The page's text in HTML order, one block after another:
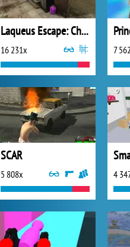
Laqueus Escape: Chapter 2
16 231x 7
SCAR
5 808x 4